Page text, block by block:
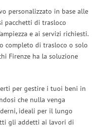
personalizzato in base alle
pacchetti di trasloco
e ai servizi richiesti.
completo di trasloco o solo
Firenze ha la soluzione
per gestire i tuoi beni in
che nulla venga
ideali per il lungo
gli addetti ai lavori di